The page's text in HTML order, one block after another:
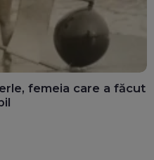
femeia care a făcut